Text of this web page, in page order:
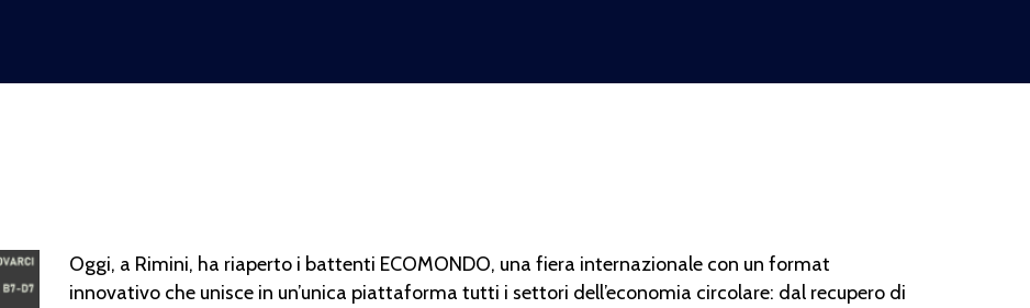
Oggi, a Rimini, ha riaperto i battenti ECOMONDO, una fiera internazionale con un format
innovativo che unisce in un’unica piattaforma tutti i settori dell’economia circolare: dal recupero di